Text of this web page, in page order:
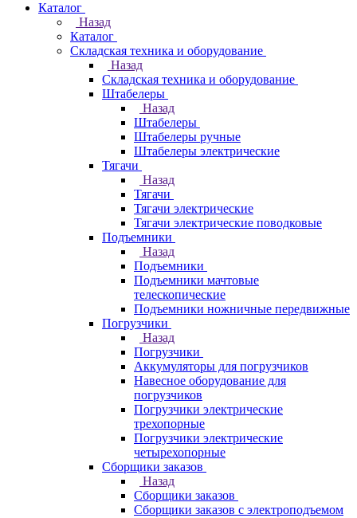
Каталог
Назад
Каталог
Складская техника и оборудование
Назад
Складская техника и оборудование
Штабелеры
Назад
Штабелеры
Штабелеры ручные
Штабелеры электрические
Тягачи
Назад
Тягачи
Тягачи электрические
Тягачи электрические поводковые
Подъемники
Назад
Подъемники
Подъемники мачтовые
телескопические
Подъемники ножничные передвижные
Погрузчики
Назад
Погрузчики
Аккумуляторы для погрузчиков
Навесное оборудование для
погрузчиков
Погрузчики электрические
трехопорные
Погрузчики электрические
четырехопорные
Сборщики заказов
Назад
Сборщики заказов
Сборщики заказов с электроподъемом